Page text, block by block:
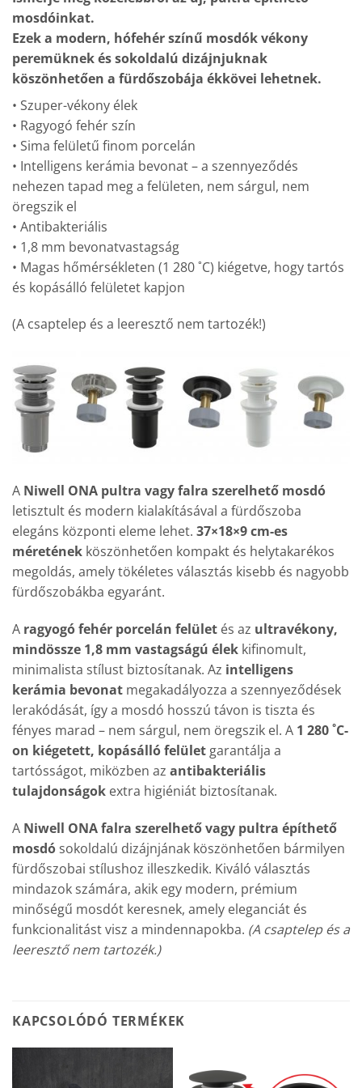
mosdóinkat.
Ezek a modern, hófehér színű mosdók vékony
peremüknek és sokoldalú dizájnjuknak
köszönhetően a fürdőszobája ékkövei lehetnek.
• Szuper-vékony élek
• Ragyogó fehér szín
• Sima felületű finom porcelán
• Intelligens kerámia bevonat – a szennyeződés
nehezen tapad meg a felületen, nem sárgul, nem
öregszik el
• Antibakteriális
• 1,8 mm bevonatvastagság
• Magas hőmérsékleten (1 280 ˚C) kiégetve, hogy tartós
és kopásálló felületet kapjon
(A csaptelep és a leeresztő nem tartozék!)
A Niwell ONA pultra vagy falra szerelhető mosdó
letisztult és modern kialakításával a fürdőszoba
elegáns központi eleme lehet. 37×18×9 cm-es
méretének köszönhetően kompakt és helytakarékos
megoldás, amely tökéletes választás kisebb és nagyobb
fürdőszobákba egyaránt.
A ragyogó fehér porcelán felület és az ultravékony,
mindössze 1,8 mm vastagságú élek kifinomult,
minimalista stílust biztosítanak. Az intelligens
kerámia bevonat megakadályozza a szennyeződések
lerakódását, így a mosdó hosszú távon is tiszta és
fényes marad – nem sárgul, nem öregszik el. A 1 280 ˚C-
on kiégetett, kopásálló felület garantálja a
tartósságot, miközben az antibakteriális
tulajdonságok extra higiéniát biztosítanak.
A Niwell ONA falra szerelhető vagy pultra építhető
mosdó sokoldalú dizájnjának köszönhetően bármilyen
fürdőszobai stílushoz illeszkedik. Kiváló választás
mindazok számára, akik egy modern, prémium
minőségű mosdót keresnek, amely eleganciát és
funkcionalitást visz a mindennapokba. (A csaptelep és a
leeresztő nem tartozék.)
KAPCSOLÓDÓ TERMÉKEK